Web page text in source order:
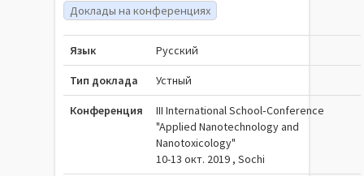
Доклады на конференциях
Язык Русский
Тип доклада Устный
Конференция
III International School‐Conference
"Applied Nanotechnology and
Nanotoxicology"
10-13 окт. 2019 , Sochi